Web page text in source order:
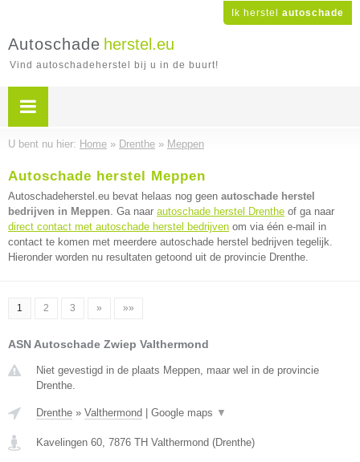
Ik herstel autoschade
Autoschade herstel.eu
Vind autoschadeherstel bij u in de buurt!
U bent nu hier: Home » Drenthe » Meppen
Autoschade herstel Meppen
Autoschadeherstel.eu bevat helaas nog geen autoschade herstel
bedrijven in Meppen. Ga naar autoschade herstel Drenthe of ga naar
direct contact met autoschade herstel bedrijven om via één e-mail in
contact te komen met meerdere autoschade herstel bedrijven tegelijk.
Hieronder worden nu resultaten getoond uit de provincie Drenthe.
1 2 3 » »»
ASN Autoschade Zwiep Valthermond
Niet gevestigd in de plaats Meppen, maar wel in de provincie
Drenthe.
Drenthe » Valthermond Google maps ▼
Kavelingen 60, 7876 TH Valthermond (Drenthe)